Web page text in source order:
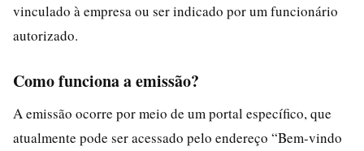
vinculado à empresa ou ser indicado por um funcionário
autorizado.
Como funciona a emissão?
A emissão ocorre por meio de um portal específico, que
atualmente pode ser acessado pelo endereço “Bem-vindo